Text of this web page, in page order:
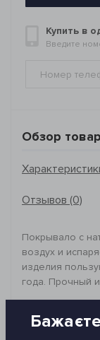
Купить в
Введите
Обзор
Отзывов (0)
Покрывало с
воздух и
изделия
года. Прочный
Состав: 100%